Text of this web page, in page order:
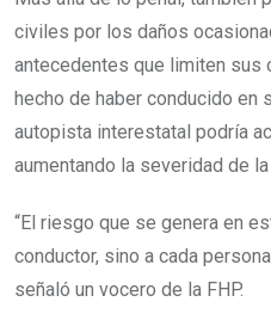
civiles por los daños
antecedentes que limiten sus
hecho de haber conducido en
autopista interestatal podría
aumentando la severidad de
“El riesgo que se genera en
conductor, sino a cada
señaló un vocero de la FHP.